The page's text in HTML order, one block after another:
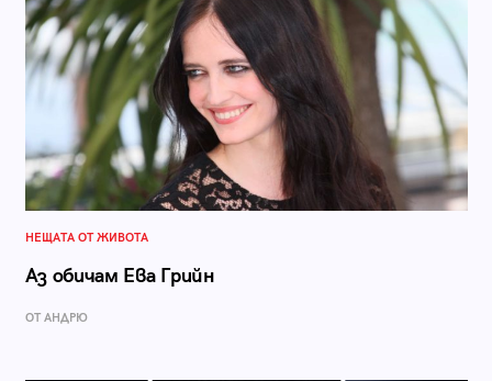
НЕЩАТА ОТ ЖИВОТА
Аз обичам Ева Грийн
ОТ АНДРЮ